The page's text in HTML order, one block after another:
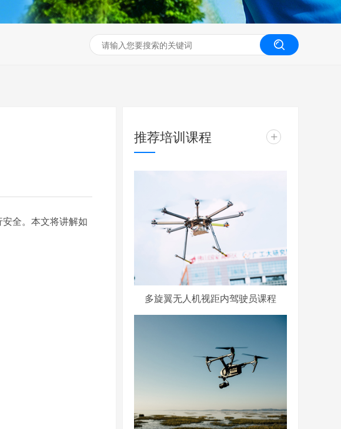
训教学
全。本文将讲解如
推荐培训课程 +
多旋翼无人机视距内驾驶员课程